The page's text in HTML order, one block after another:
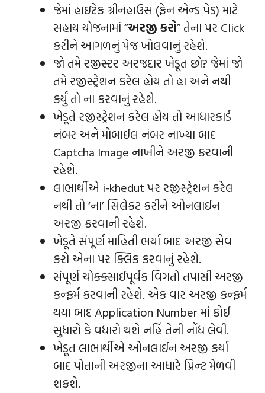
જેમાં હાઇટેક ગ્રીનહાઉસ (ફેન એન્ડ પેડ) માટે
સહાય યોજનામાં “અરજી કરો” તેના પર Click
કરીને આગળનું પેજ ખોલવાનું રહેશે.
જો તમે રજીસ્ટર અરજદાર ખેડૂત છો? જેમાં જો
તમે રજીસ્ટ્રેશન કરેલ હોય તો હા અને નથી
કર્યું તો ના કરવાનું રહેશે.
ખેડૂતે રજીસ્ટ્રેશન કરેલ હોય તો આધારકાર્ડ
નંબર અને મોબાઈલ નંબર નાખ્યા બાદ
Captcha Image નાખીને અરજી કરવાની
રહેશે.
લાભાર્થીએ i-khedut પર રજીસ્ટ્રેશન કરેલ
નથી તો ‘ના’ સિલેકટ કરીને ઓનલાઈન
અરજી કરવાની રહેશે.
ખેડૂતે સંપૂર્ણ માહિતી ભર્યા બાદ અરજી સેવ
કરો એના પર ક્લિક કરવાનું રહેશે.
સંપૂર્ણ ચોક્ક્સાઈપૂર્વક વિગતો તપાસી અરજી
કન્‍ફર્મ કરવાની રહેશે. એક વાર અરજી કન્‍ફર્મ
થયા બાદ Application Number માં કોઈ
સુધારો કે વધારો થશે નહિં તેની નોંધ લેવી.
ખેડૂત લાભાર્થીએ ઓનલાઈન અરજી કર્યા
બાદ પોતાની અરજીના આધારે પ્રિ‍ન્‍ટ મેળવી
શકશે.